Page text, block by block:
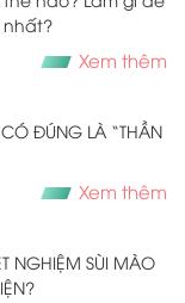
Xem thêm
ĐÚNG LÀ “THẦN
Xem thêm
NGHIỆM SÙI MÀO